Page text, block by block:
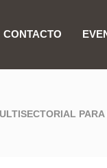
CONTACTO